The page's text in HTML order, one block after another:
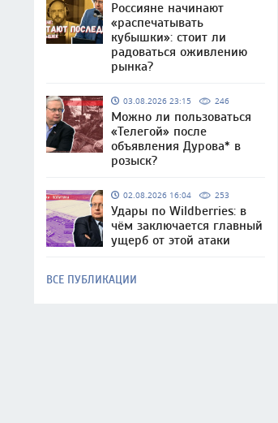
Россияне начинают
«распечатывать
кубышки»: стоит ли
радоваться оживлению
рынка?
03.08.2026 23:15 246
Можно ли пользоваться
«Телегой» после
объявления Дурова* в
розыск?
02.08.2026 16:04 253
Удары по Wildberries: в
чём заключается главный
ущерб от этой атаки
ВСЕ ПУБЛИКАЦИИ